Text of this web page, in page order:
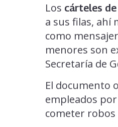
Los cárteles
a sus filas, ahí
como
menores son
Secretaría de
El documento
empleados
cometer robos